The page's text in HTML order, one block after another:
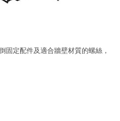
固定配件及適合牆壁材質的螺絲，